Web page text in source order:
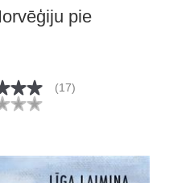
pie
(17)